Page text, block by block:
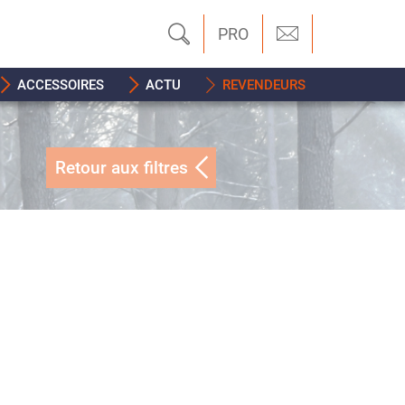
PRO
ACCESSOIRES ACTU REVENDEURS
Retour aux filtres